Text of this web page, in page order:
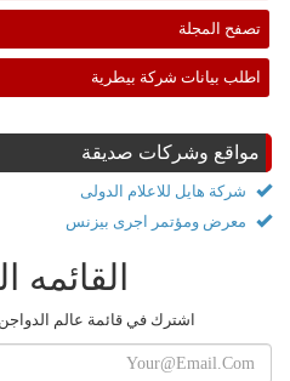
تصفح المجلة
اطلب بيانات شركة بيطرية
مواقع وشركات صديقة
شركة هايل للاعلام الدولى
معرض ومؤتمر اجرى بيزنس
القائمه
اشترك في قائمة عالم